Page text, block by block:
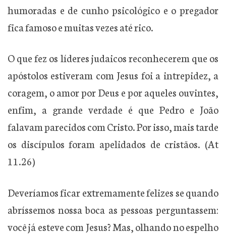
humoradas e de cunho psicológico e o pregador
fica famoso e muitas vezes até rico.
O que fez os líderes judaicos reconhecerem que os
apóstolos estiveram com Jesus foi a intrepidez, a
coragem, o amor por Deus e por aqueles ouvintes,
enfim, a grande verdade é que Pedro e João
falavam parecidos com Cristo. Por isso, mais tarde
os discípulos foram apelidados de cristãos. (At
11.26)
Deveríamos ficar extremamente felizes se quando
abríssemos nossa boca as pessoas perguntassem:
você já esteve com Jesus? Mas, olhando no espelho